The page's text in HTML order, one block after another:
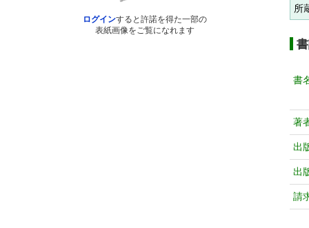
ログインすると許諾を得た一部の
表紙画像をご覧になれます
所
書
著
出
出
請